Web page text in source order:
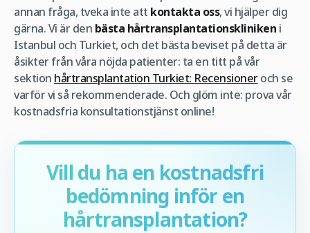
annan fråga, tveka inte att kontakta oss, vi hjälper dig
gärna. Vi är den bästa hårtransplantationskliniken i
Istanbul och Turkiet, och det bästa beviset på detta är
åsikter från våra nöjda patienter: ta en titt på vår
sektion hårtransplantation Turkiet: Recensioneroch se
varför vi så rekommenderade. Och glöm inte: prova vår
kostnadsfria konsultationstjänst online!
Vill du ha en kostnadsfri
bedömning inför en
hårtransplantation?